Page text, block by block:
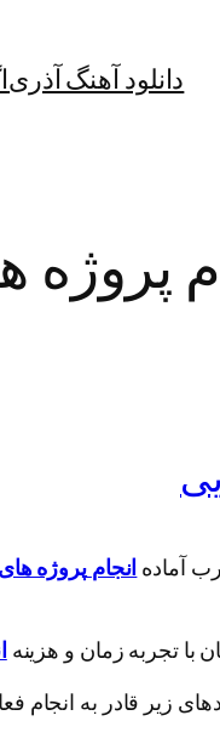
دانلود آهنگ آذری
آماده انجام پروژه
با تجربه زمان و هزینه
زیر قادر به انجام